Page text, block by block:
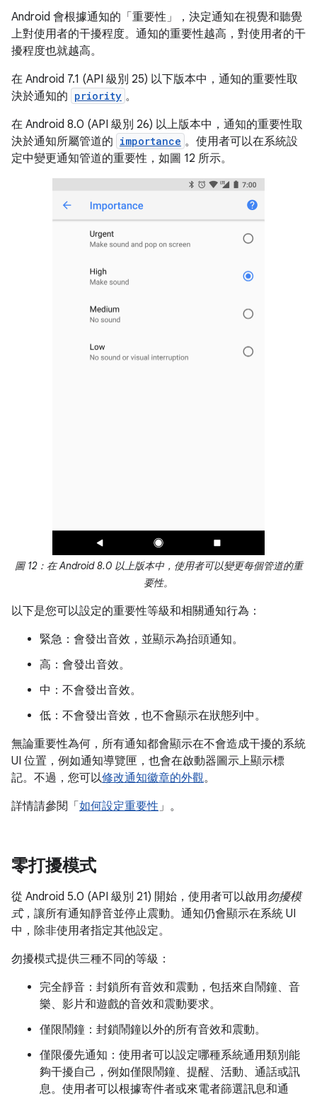
Android 會根據通知的「重要性」
，決定通知在視覺和聽覺
上對使用者的干擾程度。通知的重要性越高，對使用者的干
擾程度也就越高。
在 Android 7.1 (API 級別 25) 以下版本中，通知的重要性取
決於通知的 priority 。
在 Android 8.0 (API 級別 26) 以上版本中，通知的重要性取
決於通知所屬管道的 importance 。使用者可以在系統設
定中變更通知管道的重要性，如圖 12 所示。
圖 12：在 Android 8.0 以上版本中，使用者可以變更每個管道的重
要性。
以下是您可以設定的重要性等級和相關通知行為：
緊急：會發出音效，並顯示為抬頭通知。
高：會發出音效。
中：不會發出音效。
低：不會發出音效，也不會顯示在狀態列中。
無論重要性為何，所有通知都會顯示在不會造成干擾的系統
UI 位置，例如通知導覽匣，也會在啟動器圖示上顯示標
記。不過，您可以修改通知徽章的外觀。
詳情請參閱「 如何設定重要性」。
零打擾模式
從 Android 5.0 (API 級別 21) 開始，使用者可以啟用勿擾模
式，讓所有通知靜音並停止震動。通知仍會顯示在系統 UI
中，除非使用者指定其他設定。
勿擾模式提供三種不同的等級：
完全靜音：封鎖所有音效和震動，包括來自鬧鐘、音
樂、影片和遊戲的音效和震動要求。
僅限鬧鐘：封鎖鬧鐘以外的所有音效和震動。
僅限優先通知：使用者可以設定哪種系統通用類別能
夠干擾自己，例如僅限鬧鐘、提醒、活動、通話或訊
息。使用者可以根據寄件者或來電者篩選訊息和通